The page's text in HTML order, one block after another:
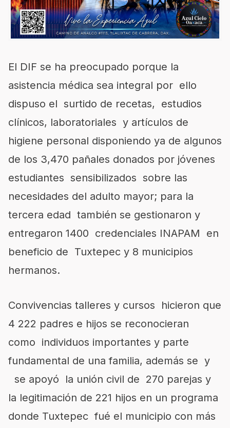
El DIF se ha preocupado porque la
asistencia médica sea integral por ello
dispuso el surtido de recetas, estudios
clínicos, laboratoriales y artículos de
higiene personal disponiendo ya de algunos
de los 3,470 pañales donados por jóvenes
estudiantes sensibilizados sobre las
necesidades del adulto mayor; para la
tercera edad también se gestionaron y
entregaron 1400 credenciales INAPAM en
beneficio de Tuxtepec y 8 municipios
hermanos.
Convivencias talleres y cursos hicieron que
4 222 padres e hijos se reconocieran
como individuos importantes y parte
fundamental de una familia, además se y
se apoyó la unión civil de 270 parejas y
la legitimación de 221 hijos en un programa
donde Tuxtepec fué el municipio con más